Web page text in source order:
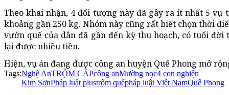
Theo khai nhận, 4 đối tượng này đã gây ra ít nhất 5 vụ
khoảng gần 250 kg. Nhóm này cũng rất biết chọn thời
vườn quế của dân đã gần đến kỳ thu hoạch, có tuổi đời
lại được nhiều tiền.
Hiện, vụ án đang được công an huyện Quế Phong mở
Tags:Nghệ AnTRỘM CẮPcông anMường nọc4 con nghiện
Kim SơnPháp luật plustrộm quếpháp luật Việt NamQuế Phong